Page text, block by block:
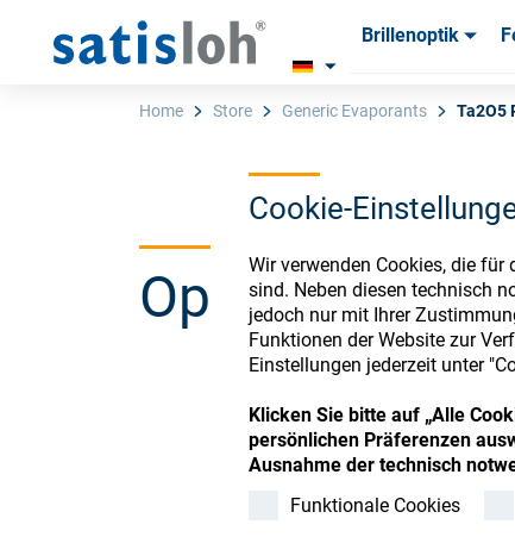
Cookie-
Wir verwenden Cookies, die
sind. Neben diesen technisch
jedoch nur mit Ihrer
Funktionen der Website zur
Einstellungen jederzeit unter
Klicken Sie bitte auf „Alle
persönlichen Präferenzen
Ausnahme der technisch
Funktionale Cookies
Brillenoptik
Brillenoptik
Home Store Generic Evaporants Ta2O5
Ophthalmic
Register or Sign-in